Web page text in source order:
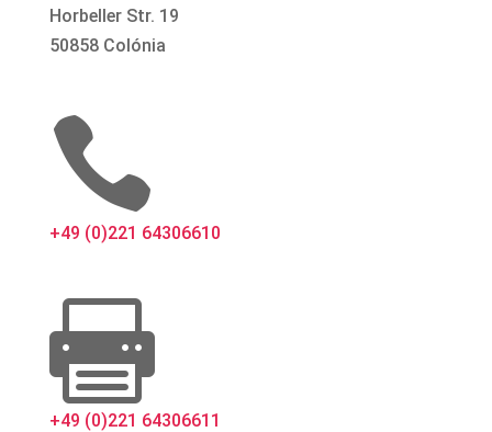
Horbeller Str. 19
50858 Colónia

+49 (0)221 64306610

+49 (0)221 64306611